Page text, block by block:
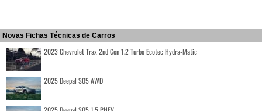
Novas Fichas Técnicas de Carros
2023 Chevrolet Trax 2nd Gen 1.2 Turbo Ecotec Hydra-Matic
2025 Deepal S05 AWD